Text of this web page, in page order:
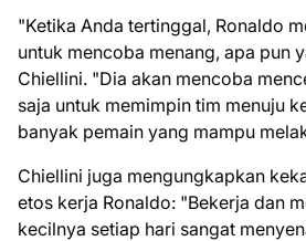
"Ketika Anda tertinggal, Ronaldo
untuk mencoba menang, apa pun
Chiellini. "Dia akan mencoba
saja untuk memimpin tim menuju
banyak pemain yang mampu
Chiellini juga mengungkapkan
etos kerja Ronaldo: "Bekerja dan
kecilnya setiap hari sangat